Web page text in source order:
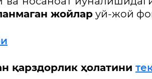
жойлар уй-жой
қарздорлик ҳолатини